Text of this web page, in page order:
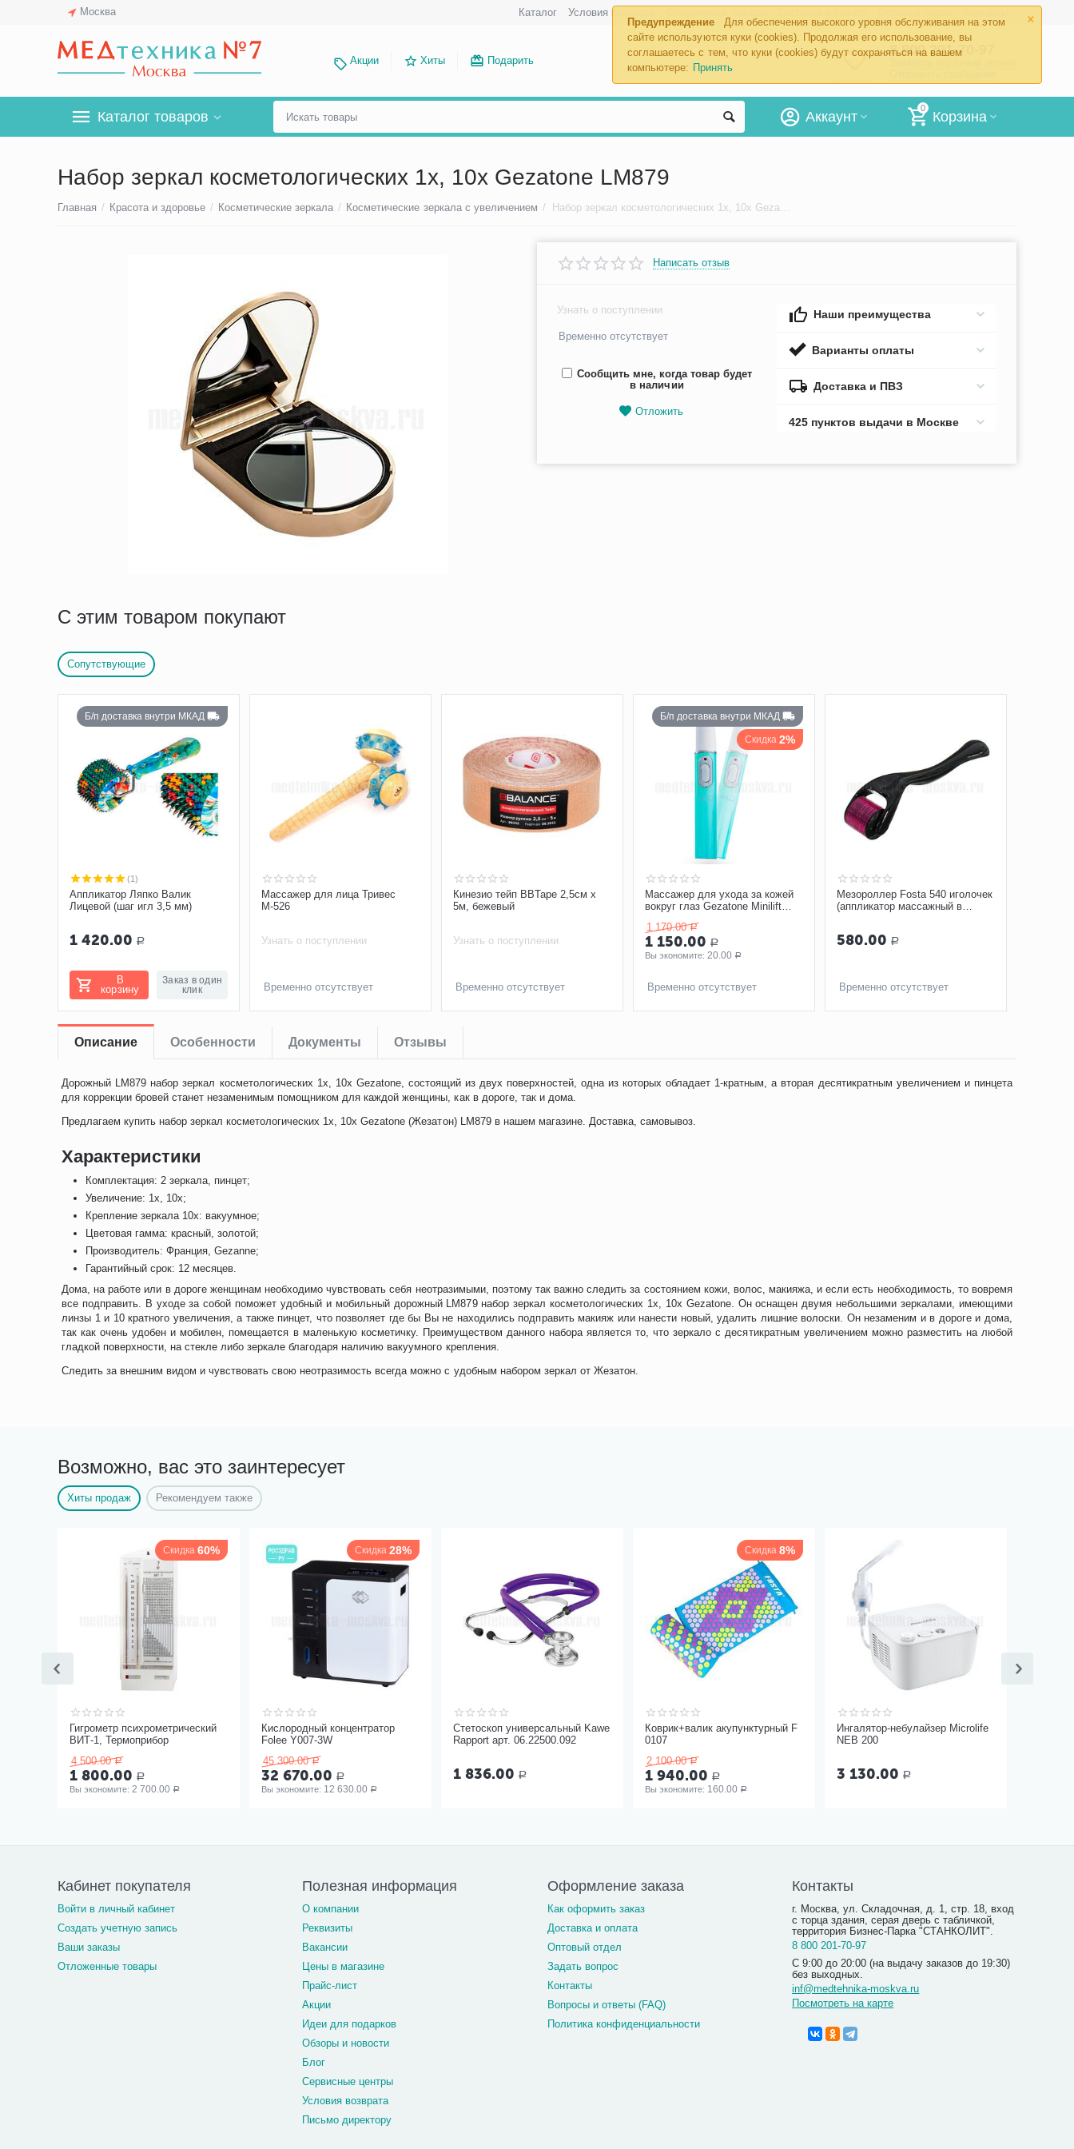
×
Предупреждение
Для обеспечения высокого уровня обслуживания на этом
сайте используются куки (cookies). Продолжая его использование, вы
соглашаетесь с тем, что куки (cookies) будут сохраняться на вашем
компьютере: Принять
Москва Каталог Условия возврата
Акции Хиты Подарить
8 800 201-70-97
Каталог товаров
0
Корзина
Аккаунт
Набор зеркал косметологических 1х, 10x Gezatone LM879
Главная / Красота и здоровье / Косметические зеркала / Косметические зеркала с увеличением / Набор зеркал косметологических 1х, 10x Gezatone LM879
Написать отзыв
Узнать о поступлении
Временно отсутствует
Сообщить мне, когда товар будет
в наличии
Отложить
Наши преимущества
Варианты оплаты
Доставка и ПВЗ
425 пунктов выдачи в Москве
С этим товаром покупают
Сопутствующие
Б/п доставка внутри МКАД
(1)
Аппликатор Ляпко Валик
Лицевой (шаг игл 3,5 мм)
1 420.00 Р
В
корзину
Заказ в один
клик
Массажер для лица Тривес
М-526
Узнать о поступлении
Временно отсутствует
Кинезио тейп BBTape 2,5см х
5м, бежевый
Узнать о поступлении
Временно отсутствует
Б/п доставка внутри МКАД
Скидка 2%
Массажер для ухода за кожей
вокруг глаз Gezatone Minilift
1 170.00 Р
1 150.00 Р
Вы экономите: 20.00 Р
Временно отсутствует
Мезороллер Fosta 540 иголочек
(аппликатор массажный в
580.00 Р
Временно отсутствует
Описание Особенности Документы Отзывы
Дорожный LM879 набор зеркал косметологических 1х, 10х Gezatone, состоящий из двух поверхностей, одна из которых обладает 1-кратным, а вторая десятикратным увеличением и пинцета
для коррекции бровей станет незаменимым помощником для каждой женщины, как в дороге, так и дома.
Предлагаем купить набор зеркал косметологических 1х, 10x Gezatone (Жезатон) LM879 в нашем магазине. Доставка, самовывоз.
Характеристики
Комплектация: 2 зеркала, пинцет;
Увеличение: 1х, 10х;
Крепление зеркала 10х: вакуумное;
Цветовая гамма: красный, золотой;
Производитель: Франция, Gezanne;
Гарантийный срок: 12 месяцев.
Дома, на работе или в дороге женщинам необходимо чувствовать себя неотразимыми, поэтому так важно следить за состоянием кожи, волос, макияжа, и если есть необходимость, то вовремя
все подправить. В уходе за собой поможет удобный и мобильный дорожный LM879 набор зеркал косметологических 1х, 10x Gezatone. Он оснащен двумя небольшими зеркалами, имеющими
линзы 1 и 10 кратного увеличения, а также пинцет, что позволяет где бы Вы не находились подправить макияж или нанести новый, удалить лишние волоски. Он незаменим и в дороге и дома,
так как очень удобен и мобилен, помещается в маленькую косметичку. Преимуществом данного набора является то, что зеркало с десятикратным увеличением можно разместить на любой
гладкой поверхности, на стекле либо зеркале благодаря наличию вакуумного крепления.
Следить за внешним видом и чувствовать свою неотразимость всегда можно с удобным набором зеркал от Жезатон.
Возможно, вас это заинтересует
Хиты продаж Рекомендуем также
Скидка 60%
Гигрометр психрометрический
ВИТ-1, Термоприбор
4 500.00 Р
1 800.00 Р
Вы экономите: 2 700.00 Р
Скидка 28%
Кислородный концентратор
Folee Y007-3W
45 300.00 Р
32 670.00 Р
Вы экономите: 12 630.00 Р
Стетоскоп универсальный Kawe
Rapport арт. 06.22500.092
1 836.00 Р
Скидка 8%
Коврик+валик акупунктурный F
0107
2 100.00 Р
1 940.00 Р
Вы экономите: 160.00 Р
Ингалятор-небулайзер Microlife
NEB 200
3 130.00 Р
Кабинет покупателя
Войти в личный кабинет
Создать учетную запись
Ваши заказы
Отложенные товары
Полезная информация
О компании
Реквизиты
Вакансии
Цены в магазине
Прайс-лист
Акции
Идеи для подарков
Обзоры и новости
Блог
Сервисные центры
Условия возврата
Письмо директору
Оформление заказа
Как оформить заказ
Доставка и оплата
Оптовый отдел
Задать вопрос
Контакты
Вопросы и ответы (FAQ)
Политика конфиденциальности
Контакты
г. Москва, ул. Складочная, д. 1, стр. 18, вход
с торца здания, серая дверь с табличкой,
территория Бизнес-Парка "СТАНКОЛИТ".
8 800 201-70-97
С 9:00 до 20:00 (на выдачу заказов до 19:30)
без выходных.
inf@medtehnika-moskva.ru
Посмотреть на карте